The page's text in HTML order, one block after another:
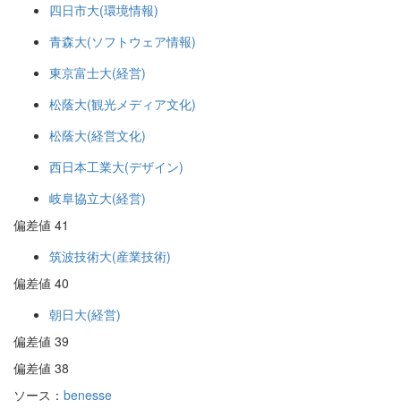
四日市大(環境情報)
青森大(ソフトウェア情報)
東京富士大(経営)
松蔭大(観光メディア文化)
松蔭大(経営文化)
西日本工業大(デザイン)
岐阜協立大(経営)
偏差値 41
筑波技術大(産業技術)
偏差値 40
朝日大(経営)
偏差値 39
偏差値 38
ソース： benesse